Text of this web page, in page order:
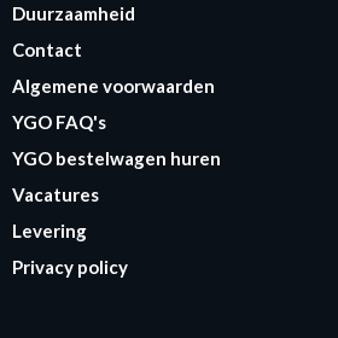
Duurzaamheid
Contact
Algemene voorwaarden
YGO FAQ's
YGO bestelwagen huren
Vacatures
Levering
Privacy policy